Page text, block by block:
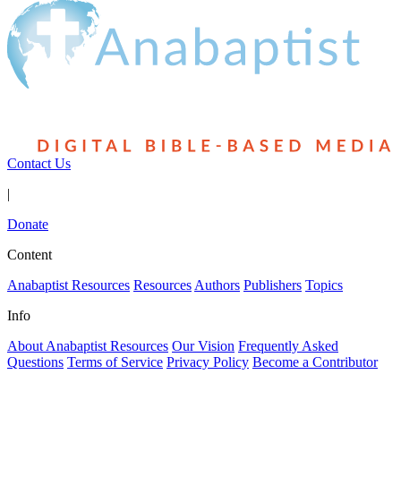
Contact Us
|
Donate
Content
Anabaptist Resources Resources Authors Publishers Topics
Info
About Anabaptist Resources Our Vision Frequently Asked
Questions Terms of Service Privacy Policy Become a Contributor